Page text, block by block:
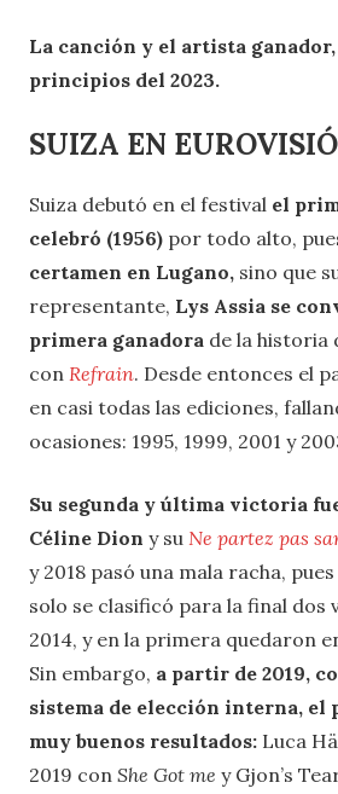
La canción y el artista
principios del 2023.
SUIZA EN
Suiza debutó en el festival el
celebró (1956) por todo alto,
certamen en Lugano, sino que
representante, Lys Assia se
primera ganadora de la historia
con Refrain. Desde entonces el
en casi todas las ediciones,
ocasiones: 1995, 1999, 2001 y
Su segunda y última victoria
Céline Dion y su Ne partez pas
y 2018 pasó una mala racha, pues
solo se clasificó para la final dos
2014, y en la primera quedaron
Sin embargo, a partir de 2019,
sistema de elección interna, el
muy buenos resultados: Luca
2019 con She Got me y Gjon’s